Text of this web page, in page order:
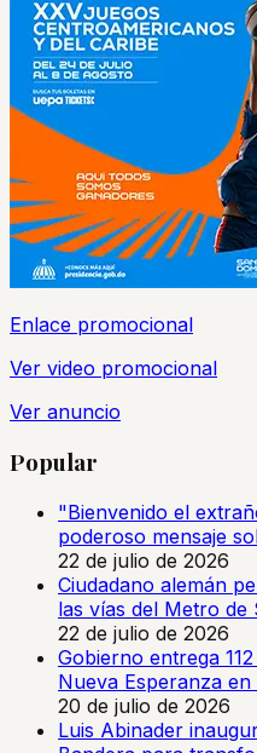
Enlace promocional
Ver video promocional
Ver anuncio
Popular
"Bienvenido el
poderoso mensaje
22 de julio de 2026
Ciudadano alemán
las vías del Metro de
22 de julio de 2026
Gobierno entrega
Nueva Esperanza en
20 de julio de 2026
Luis Abinader